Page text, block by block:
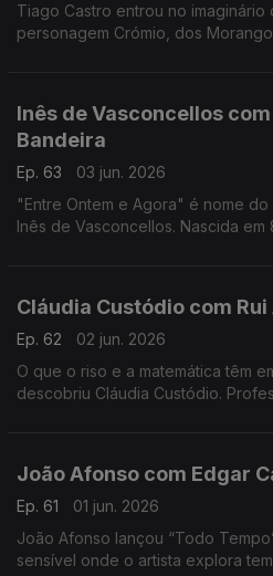
Tiago Castro entrou no
personagem Crómio, dos
Inês de Vasconcellos
Bandeira
Ep. 63
03 jun. 2026
"Entre Ontem e Agora" é nome
Inês de Vasconcellos. Nascida em
Cláudia Custódio com
Ep. 62
02 jun. 2026
O que o riso e a matemática têm
descobriu Cláudia Custódio.
João Afonso com Edgar
Ep. 61
01 jun. 2026
João Afonso lançou “Todo
sensível onde o artista explora